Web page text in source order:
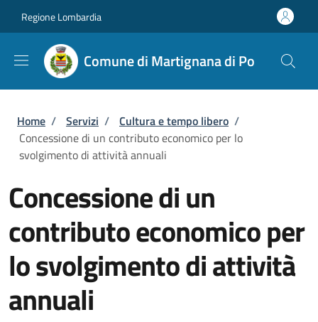
Regione Lombardia
Comune di Martignana di Po
Briciole di pane
Home / Servizi / Cultura e tempo libero /
Concessione di un contributo economico per lo
svolgimento di attività annuali
Concessione di un
contributo economico per
lo svolgimento di attività
annuali